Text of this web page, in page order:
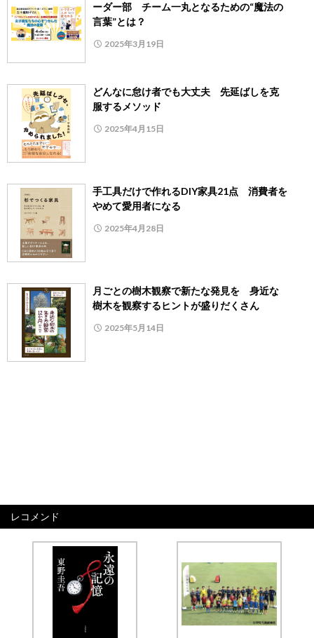
ーダー部 チーム一丸となるための“魔法の
言葉”とは？
2025年3月19日
どんなに怠け者でも大丈夫 先延ばしを克
服するメソッド
2025年4月15日
手工具だけで作れるDIY家具21点 消費者を
やめて愛用者になる
2025年4月28日
月ごとの樹木観察で新たな発見を 身近な
樹木を観察するヒントが盛りだくさん
2025年5月14日
レコメンド